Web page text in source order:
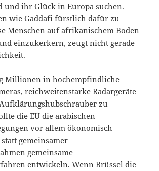
und ihr Glück in Europa suchen.
wie Gaddafi fürstlich dafür zu
Menschen auf afrikanischem Boden
einzukerkern, zeugt nicht gerade
Millionen in hochempfindliche
reichweitenstarke Radargeräte
zu
die EU die arabischen
vor allem ökonomisch
gemeinsamer
gemeinsame
entwickeln. Wenn Brüssel die